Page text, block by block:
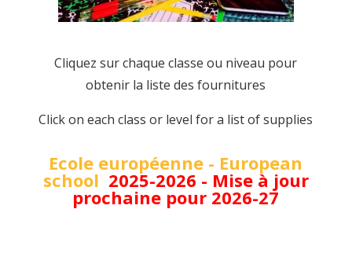
Cliquez sur chaque classe ou niveau pour
obtenir la liste des fournitures
Click on each class or level for a list of supplies
Ecole européenne - European
school 2025-2026 - Mise à jour
prochaine pour 2026-27